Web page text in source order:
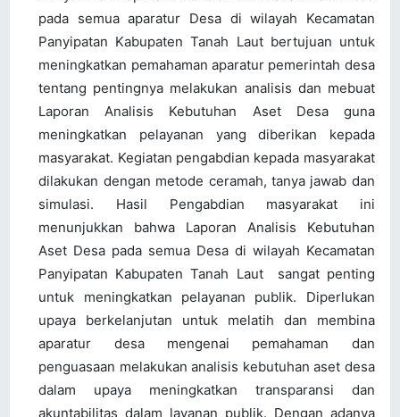
pada semua aparatur Desa di wilayah Kecamatan
Panyipatan Kabupaten Tanah Laut bertujuan untuk
meningkatkan pemahaman aparatur pemerintah desa
tentang pentingnya melakukan analisis dan mebuat
Laporan Analisis Kebutuhan Aset Desa guna
meningkatkan pelayanan yang diberikan kepada
masyarakat. Kegiatan pengabdian kepada masyarakat
dilakukan dengan metode ceramah, tanya jawab dan
simulasi. Hasil Pengabdian masyarakat ini
menunjukkan bahwa Laporan Analisis Kebutuhan
Aset Desa pada semua Desa di wilayah Kecamatan
Panyipatan Kabupaten Tanah Laut sangat penting
untuk meningkatkan pelayanan publik. Diperlukan
upaya berkelanjutan untuk melatih dan membina
aparatur desa mengenai pemahaman dan
penguasaan melakukan analisis kebutuhan aset desa
dalam upaya meningkatkan transparansi dan
akuntabilitas dalam layanan publik. Dengan adanya